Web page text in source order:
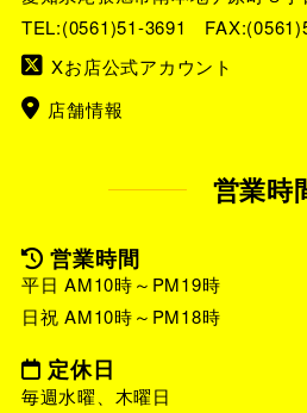
TEL:(0561)51-3691
Xお店公式アカウント
店舗情報
営業時
営業時間
平日 AM10時～PM19時
日祝 AM10時～PM18時
定休日
毎週水曜、木曜日